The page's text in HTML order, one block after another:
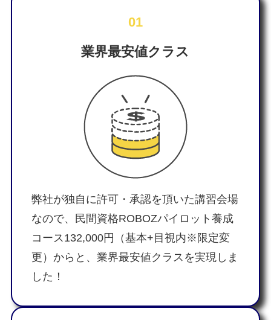
01
業界最安値クラス
弊社が独自に許可・承認を頂いた講習会場
なので、民間資格ROBOZパイロット養成
コース132,000円（基本+目視内※限定変
更）からと、業界最安値クラスを実現しま
した！